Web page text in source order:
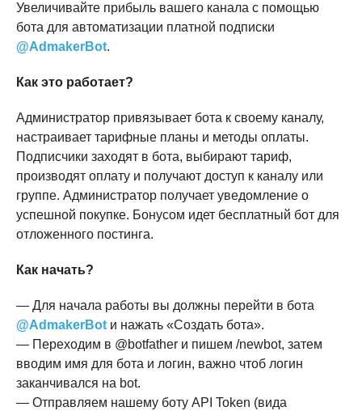
Увеличивайте прибыль вашего канала с помощью
бота для автоматизации платной подписки
@AdmakerBot.
Как это работает?
Администратор привязывает бота к своему каналу,
настраивает тарифные планы и методы оплаты.
Подписчики заходят в бота, выбирают тариф,
производят оплату и получают доступ к каналу или
группе. Администратор получает уведомление о
успешной покупке. Бонусом идет бесплатный бот для
отложенного постинга.
Как начать?
— Для начала работы вы должны перейти в бота
@AdmakerBotи нажать «Создать бота».
— Переходим в @botfather и пишем /newbot, затем
вводим имя для бота и логин, важно чтоб логин
заканчивался на bot.
— Отправляем нашему боту API Token (вида